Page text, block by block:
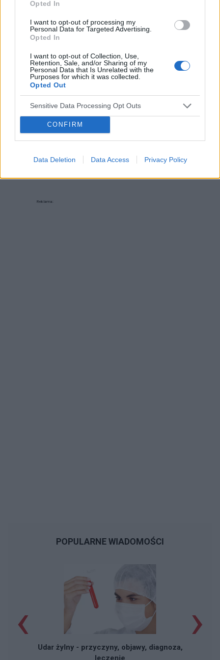
Opted In
I want to opt-out of processing my
Personal Data for Targeted Advertising.
Opted In
I want to opt-out of Collection, Use,
Retention, Sale, and/or Sharing of my
Personal Data that Is Unrelated with the
Purposes for which it was collected.
Opted Out
Sensitive Data Processing Opt Outs
CONFIRM
Data Deletion Data Access Privacy Policy
POPULARNE PORADY
Czosnek - bezcenne dobrodziejstwo natury
‹ ›
Reklama:
POPULARNE WIADOMOŚCI
Udar żylny - przyczyny, objawy, diagnoza,
leczenie
‹ ›